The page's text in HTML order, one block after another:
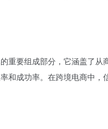
重要组成部分，它涵盖了
和成功率。在跨境电商中